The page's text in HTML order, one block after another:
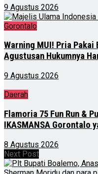
9 Agustus 2026
Gorontalo
Warning MUI! Pria Pakai
Agustusan Hukumnya
9 Agustus 2026
Daerah
Flamoria 75 Fun Run &
IKASMANSA Gorontalo
8 Agustus 2026
Next Post